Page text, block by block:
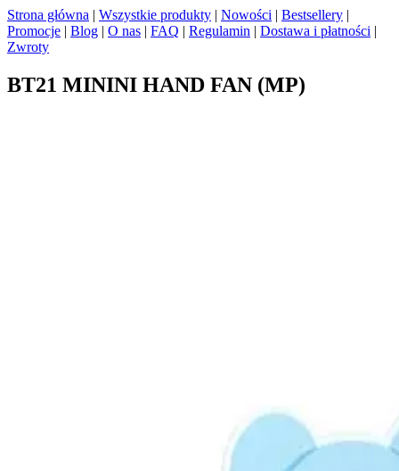
Strona główna | Wszystkie produkty | Nowości | Bestsellery |
Promocje | Blog | O nas | FAQ | Regulamin | Dostawa i płatności |
Zwroty
BT21 MININI HAND FAN (MP)